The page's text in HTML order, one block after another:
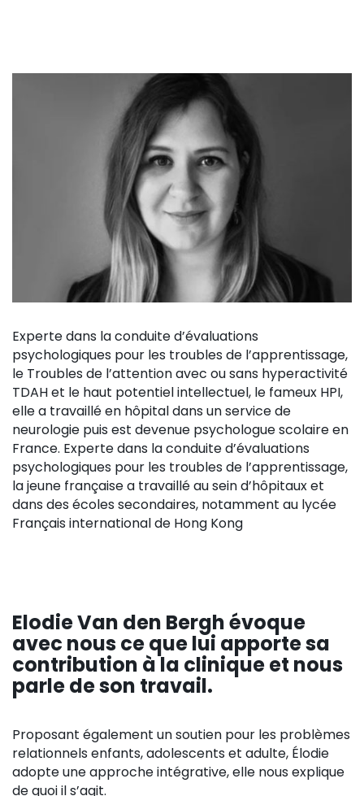
Experte dans la conduite d’évaluations
psychologiques pour les troubles de l’apprentissage,
le Troubles de l’attention avec ou sans hyperactivité
TDAH et le haut potentiel intellectuel, le fameux HPI,
elle a travaillé en hôpital dans un service de
neurologie puis est devenue psychologue scolaire en
France. Experte dans la conduite d’évaluations
psychologiques pour les troubles de l’apprentissage,
la jeune française a travaillé au sein d’hôpitaux et
dans des écoles secondaires, notamment au lycée
Français international de Hong Kong
Elodie Van den Bergh évoque
avec nous ce que lui apporte sa
contribution à la clinique et nous
parle de son travail.
Proposant également un soutien pour les problèmes
relationnels enfants, adolescents et adulte, Élodie
adopte une approche intégrative, elle nous explique
de quoi il s’agit.